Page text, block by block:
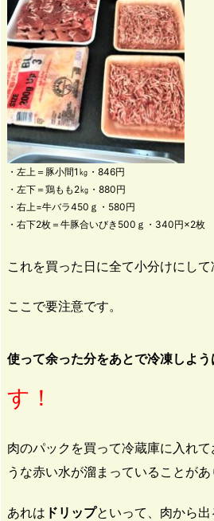
・左上＝豚小間1㎏・846円
・左下＝鶏もも2㎏・880円
・右上=牛バラ450ｇ・580円
・右下2枚＝牛豚合いびき500ｇ・340円×2枚
これを買った日に全て小分けにして
ここで要注意です。
使って余った分をあとで冷凍しよう
す！
肉のパックを買って冷蔵庫に入れ
うな赤い水が溜まっていることがあ
あれは ドリップといって、肉から